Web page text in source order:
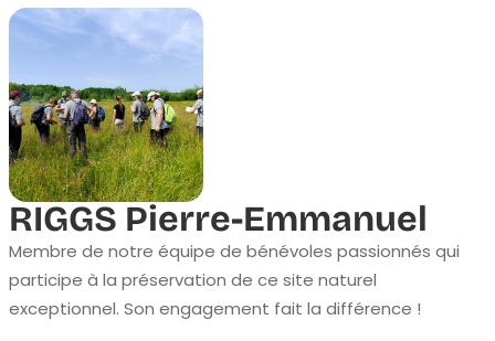
RIGGS Pierre-Emmanuel
Membre de notre équipe de bénévoles passionnés qui
participe à la préservation de ce site naturel
exceptionnel. Son engagement fait la différence !